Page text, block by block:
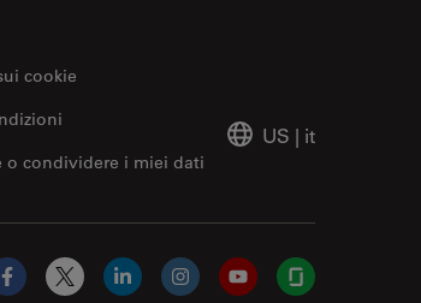
cookie
o condividere i miei dati
US | it
Facebook
X LinkedInInstagramYouTubeGlassdoor